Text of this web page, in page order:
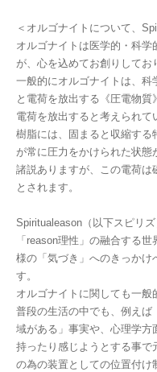
＜オルゴナイトについて、
オルゴナイトは医学的・科
が、心を込めてお創りしてお
一般的にオルゴナイトは、科
と電荷を放出する《圧電物
電荷を放出すると考えられて
樹脂には、固まると収縮する
が常に圧力をかけられた状態
諸説ありますが、この電荷は
とされます。
Spiritualeason（以下スピリ
「reason理性」の融合する
様の「気づき」へのきっかけ
す。
オルゴナイトに関しても一般
普段の生活の中でも、例え
域がある」事実や、心理学方
持ったり感じようとする事で
の為の装置としての位置付け